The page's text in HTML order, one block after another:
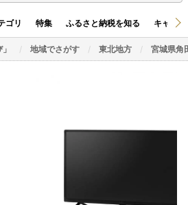
ゴリ 特集 ふるさと納税を知る キャン
地域でさがす 東北地方 宮城県角